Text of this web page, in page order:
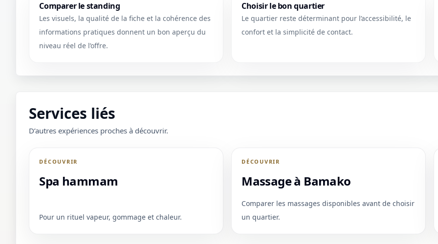
Comparer le standing
Les visuels, la qualité de la fiche et la cohérence des
informations pratiques donnent un bon aperçu du
niveau réel de l’offre.
Choisir le bon quartier
Le quartier reste déterminant pour l’accessibilité, le
confort et la simplicité de contact.
Services liés
D’autres expériences proches à découvrir.
DÉCOUVRIR
Spa hammam
Pour un rituel vapeur, gommage et chaleur.
DÉCOUVRIR
Massage à Bamako
Comparer les massages disponibles avant de choisir
un quartier.